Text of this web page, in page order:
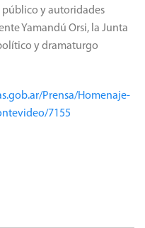
público y autoridades
Yamandú Orsi, la Junta
y dramaturgo
Prensa/Homenaje-
7155